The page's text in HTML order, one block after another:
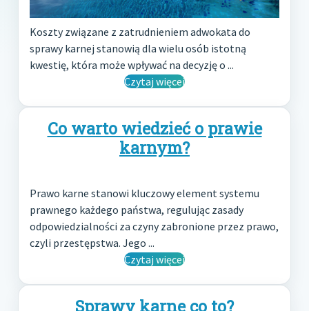
Koszty związane z zatrudnieniem adwokata do
sprawy karnej stanowią dla wielu osób istotną
kwestię, która może wpływać na decyzję o ...
Czytaj więcej
Co warto wiedzieć o prawie
karnym?
Prawo karne stanowi kluczowy element systemu
prawnego każdego państwa, regulując zasady
odpowiedzialności za czyny zabronione przez prawo,
czyli przestępstwa. Jego ...
Czytaj więcej
Sprawy karne co to?